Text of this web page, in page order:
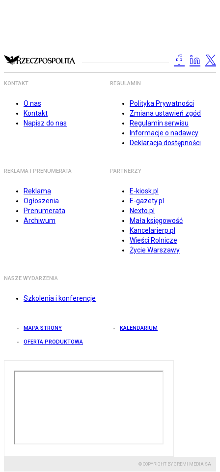
KONTAKT
O nas
Kontakt
Napisz do nas
REGULAMIN
Polityka Prywatności
Zmiana ustawień zgód
Regulamin serwisu
Informacje o nadawcy
Deklaracja dostępności
REKLAMA I PRENUMERATA
Reklama
Ogłoszenia
Prenumerata
Archiwum
PARTNERZY
E-kiosk.pl
E-gazety.pl
Nexto.pl
Mała księgowość
Kancelarierp.pl
Wieści Rolnicze
Życie Warszawy
NASZE WYDARZENIA
Szkolenia i konferencje
MAPA STRONY KALENDARIUM
OFERTA PRODUKTOWA
© COPYRIGHT BY GREMI MEDIA SA